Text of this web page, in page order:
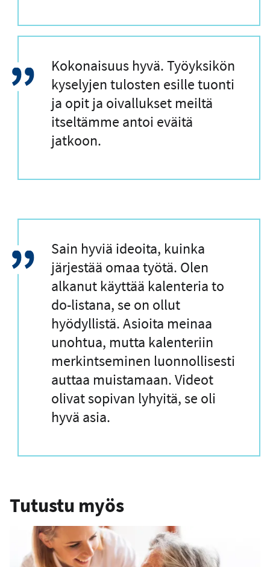
L
a
i
n
a
s
Kokonaisuus hyvä. Työyksikön
kyselyjen tulosten esille tuonti
ja opit ja oivallukset meiltä
itseltämme antoi eväitä
jatkoon.
L
a
i
n
a
u
s
Sain hyviä ideoita, kuinka
järjestää omaa työtä. Olen
alkanut käyttää kalenteria to
do-listana, se on ollut
hyödyllistä. Asioita meinaa
unohtua, mutta kalenteriin
merkintseminen luonnollisesti
auttaa muistamaan. Videot
olivat sopivan lyhyitä, se oli
hyvä asia.
Tutustu myös